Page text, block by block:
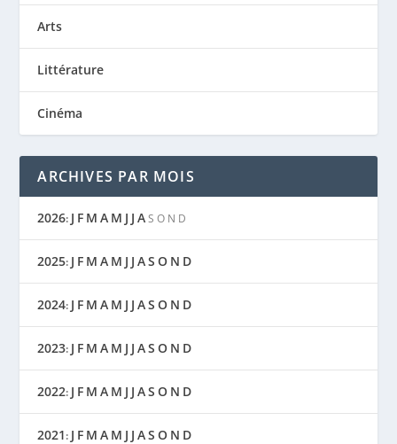
Arts
Littérature
Cinéma
ARCHIVES PAR MOIS
2026: J F M A M J J A S O N D
2025: J F M A M J J AS O N D
2024: J F M A M J J AS O N D
2023: J F M A M J J AS O N D
2022: J F M A M J J AS O N D
2021: J F M A M J J AS O N D